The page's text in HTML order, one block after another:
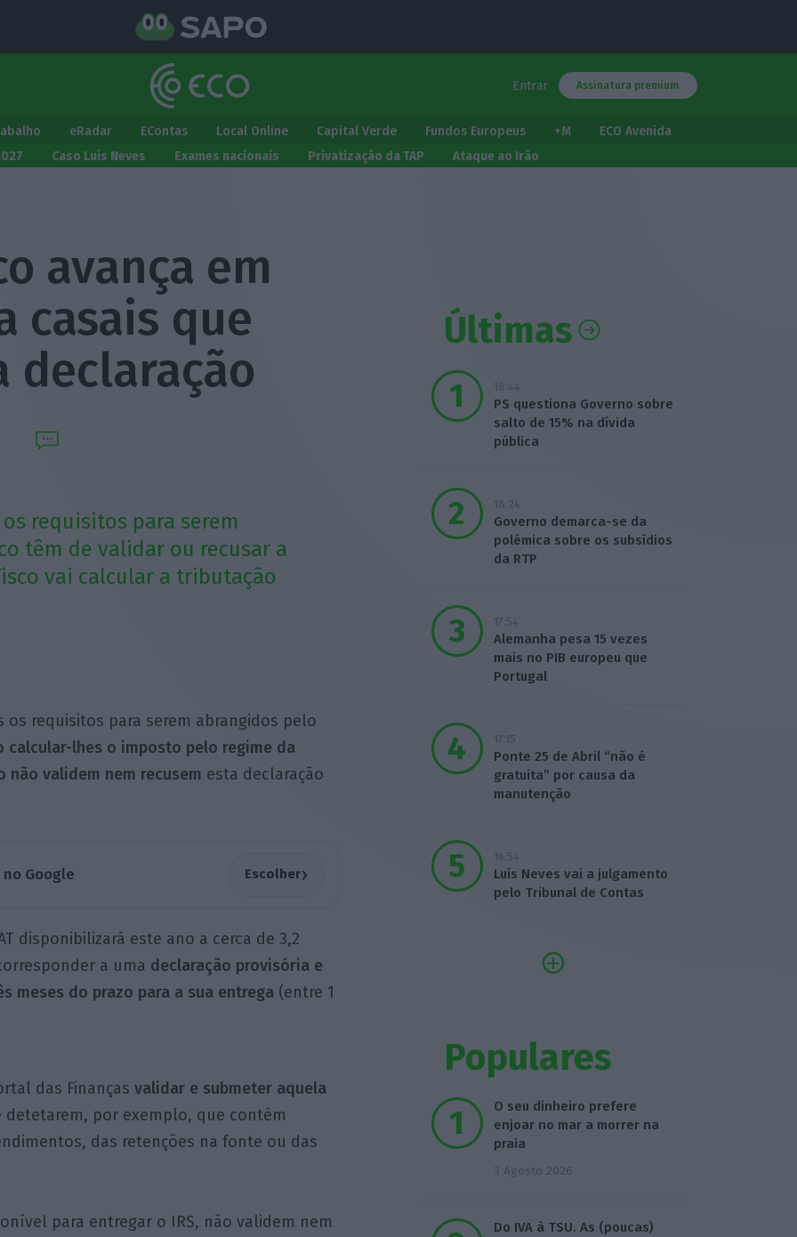
Entrar Assinatura premium
eRadar EContas Local Online Capital Verde Fundos Europeus +M
ECO Avenida
Caso Luís Neves Exames nacionais Privatização da TAP Ataque ao Irão
avança em
casais que
declaração
requisitos para serem
têm de validar ou recusar a
vai calcular a tributação
os requisitos para serem abrangidos pelo
calcular-lhes o imposto pelo regime da
não validem nem recusem esta declaração
Google Escolher›
disponibilizará este ano a cerca de 3,2
a uma declaração provisória e
meses do prazo para a sua entrega(entre 1
das Finanças validar e submeter aquela
detetarem, por exemplo, que contém
das retenções na fonte ou das
para entregar o IRS, não validem nem
Últimas
18:44
PS questiona Governo sobre
salto de 15% na dívida
pública
18:24
Governo demarca-se da
polémica sobre os subsídios
da RTP
17:54
Alemanha pesa 15 vezes
mais no PIB europeu que
Portugal
17:15
Ponte 25 de Abril “não é
gratuita” por causa da
manutenção
16:54
Luís Neves vai a julgamento
pelo Tribunal de Contas
Populares
O seu dinheiro prefere
enjoar no mar a morrer na
praia
3 Agosto 2026
Do IVA à TSU. As (poucas)